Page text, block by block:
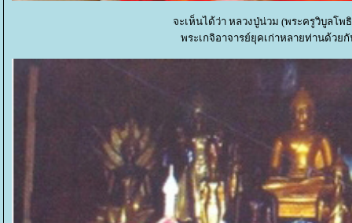
จะเห็นได้ว่า หลวงปู่น่วม (พระครูวิบูลโ
พระเกจิอาจารย์ยุคเก่าหลายท่านด้ว